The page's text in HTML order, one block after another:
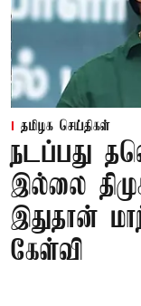
தமிழக செய்திகள்
நடப்பது
இல்லை
இதுதான்
கேள்வி